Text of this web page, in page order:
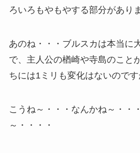
ろいろもやもやする部分があり
あのね・・・ブルスカは本当に
で、主人公の楢崎や寺島のこと
ちには1ミリも変化はないのです
こうね～・・・なんかね～・・
～・・・・